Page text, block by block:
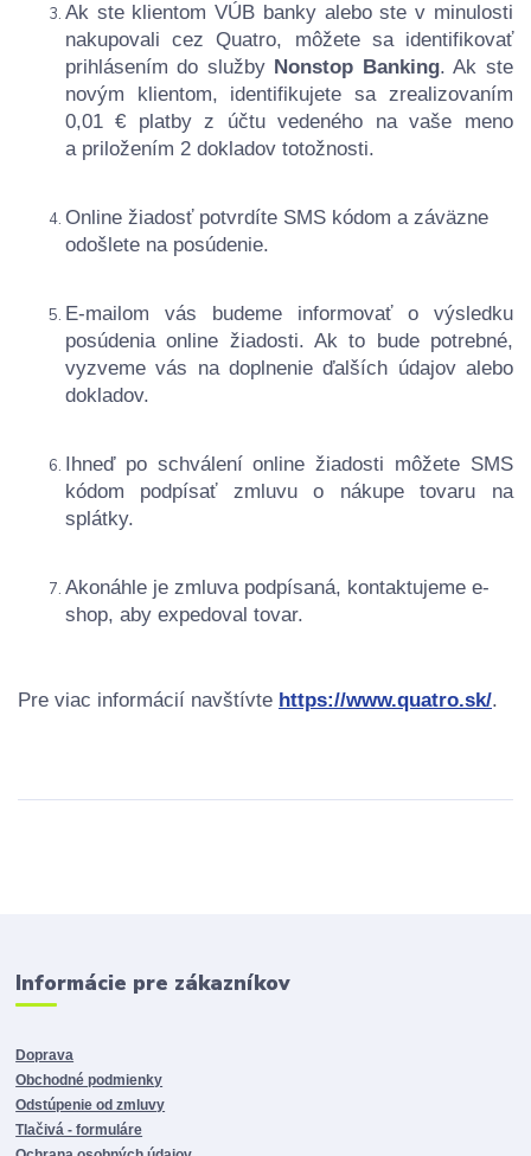
Ak ste klientom VÚB banky alebo ste v minulosti
nakupovali cez Quatro, môžete sa identifikovať
prihlásením do služby Nonstop Banking. Ak ste
novým klientom, identifikujete sa zrealizovaním
0,01 € platby z účtu vedeného na vaše meno
a priložením 2 dokladov totožnosti.
Online žiadosť potvrdíte SMS kódom a záväzne
odošlete na posúdenie.
E-mailom vás budeme informovať o výsledku
posúdenia online žiadosti. Ak to bude potrebné,
vyzveme vás na doplnenie ďalších údajov alebo
dokladov.
Ihneď po schválení online žiadosti môžete SMS
kódom podpísať zmluvu o nákupe tovaru na
splátky.
Akonáhle je zmluva podpísaná, kontaktujeme e-
shop, aby expedoval tovar.
Pre viac informácií navštívte https://www.quatro.sk/.
Informácie pre zákazníkov
Doprava
Obchodné podmienky
Odstúpenie od zmluvy
Tlačivá - formuláre